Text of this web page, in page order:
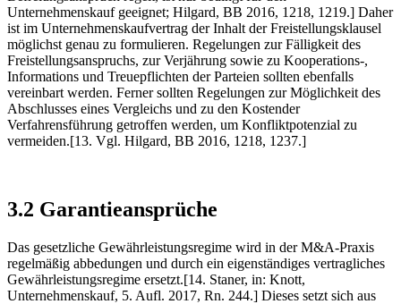
Unternehmenskauf geeignet; Hilgard, BB 2016, 1218, 1219.] Daher
ist im Unternehmenskaufvertrag der Inhalt der Freistellungsklausel
möglichst genau zu formulieren. Regelungen zur Fälligkeit des
Freistellungsanspruchs, zur Verjährung sowie zu Kooperations-,
Informations und Treuepflichten der Parteien sollten ebenfalls
vereinbart werden. Ferner sollten Regelungen zur Möglichkeit des
Abschlusses eines Vergleichs und zu den Kostender
Verfahrensführung getroffen werden, um Konfliktpotenzial zu
vermeiden.[13. Vgl. Hilgard, BB 2016, 1218, 1237.]
3.2 Garantieansprüche
Das gesetzliche Gewährleistungsregime wird in der M&A-Praxis
regelmäßig abbedungen und durch ein eigenständiges vertragliches
Gewährleistungsregime ersetzt.[14. Staner, in: Knott,
Unternehmenskauf, 5. Aufl. 2017, Rn. 244.] Dieses setzt sich aus